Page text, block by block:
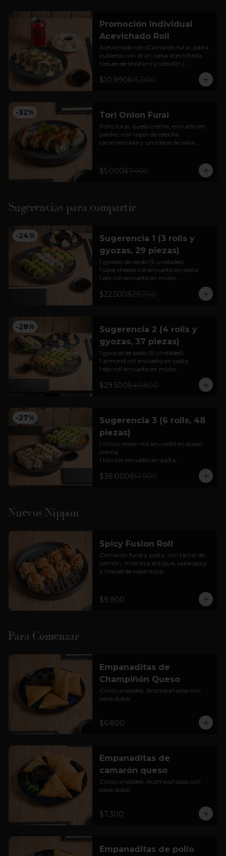
Promoción Individual
Acevichado Roll
Acevichado roll (Camarón furai, palta,
cubierto con atún, salsa acevichada,
toques de shishimi y cebollín.)
+ bebida en lata + 3 unidades gyozas
de cerdo o pollo
$10.990$15.000
-32% Tori Onion Furai
Pollo furai, queso crema, envuelto en
panko, con topín de cebolla
caramelizada y un toque de salsa
$5.000$7.400
Sugerencias para compartir
-24%
Sugerencia 1 (3 rolls y
gyozas, 29 piezas)
1 gyosas de cerdo (5 unidades)
1 sake cheese roll envuelto en palta
1 ebi roll envuelto en mixto
$22.500$29.700
-28%
Sugerencia 2 (4 rolls y
gyozas, 37 piezas)
1 gyozas de pollo (5 unidades)
1 almond roll envuelto en palta
1 ebi roll envuelto en mixto
1 chiizu onion roll envuelto en queso
Cortesía: Salsa Soya, jengibre  y
wasabi
(foto referencial)
$29.500$40.800
-27%
Sugerencia 3 (6 rolls, 48
piezas)
1 chiizu onion roll envuelto en queso
crema.
1 tori roll envuelto en palta
1 mushroom cheese roll envuelto en
palta
wasabi
(foto solo referencial)
$38.000$51.900
Nuevos Nippon
Spicy Fusion Roll
Camarón furai y palta, con tartar de
salmón, mostaza antigua, salsa spicy
y toques de salsa dulce.
$9.900
Para Comenzar
Empanaditas de
Champiñón Queso
Cinco unidades. Acompañadas con
salsa dulce.
$6.800
Empanaditas de
camarón queso
Cinco unidades. Acompañadas con
salsa dulce.
$7.300
Empanaditas de pollo